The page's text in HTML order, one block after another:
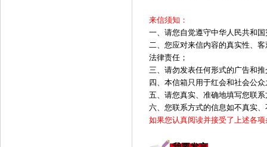
来信须知：
一、请您自觉遵守中华人民共和
二、您应对来信内容的真实性、
法律责任；
三、请勿发表任何形式的广告和
四、本信箱只用于红会和社会公
五、请您真实、准确地填写您联
六、您联系方式的信息如不真实
如果您认真阅读并接受了上述各